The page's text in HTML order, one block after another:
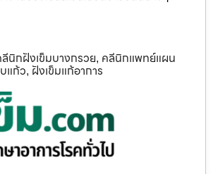
นิกฝังเข็มบางกรวย, คลีนิกแพทย์แผน
แก้ว, ฝังเข็มแก้อาการ